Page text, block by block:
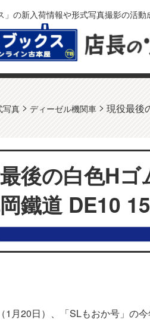
」の新入荷情報や形式写真撮影の活
写真 > ディーゼル機関車 > 現役最後
後の白色H
岡鐵道 DE10
1月20日）、「SLもおか号」の